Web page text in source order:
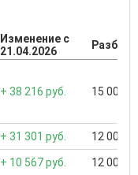
Изменение с
21.04.2026
+ 38 216 руб. 15 000
+ 31 301 руб. 12 000
+ 10 567 руб. 12 000